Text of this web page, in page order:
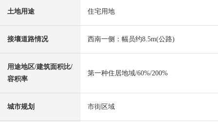
土地用途 住宅用地
接壤道路情况 西南一侧：幅员约8.5m(公路)
用途地区/建筑面积比/
容积率
第一种住居地域/60%/200%
城市规划 市街区域